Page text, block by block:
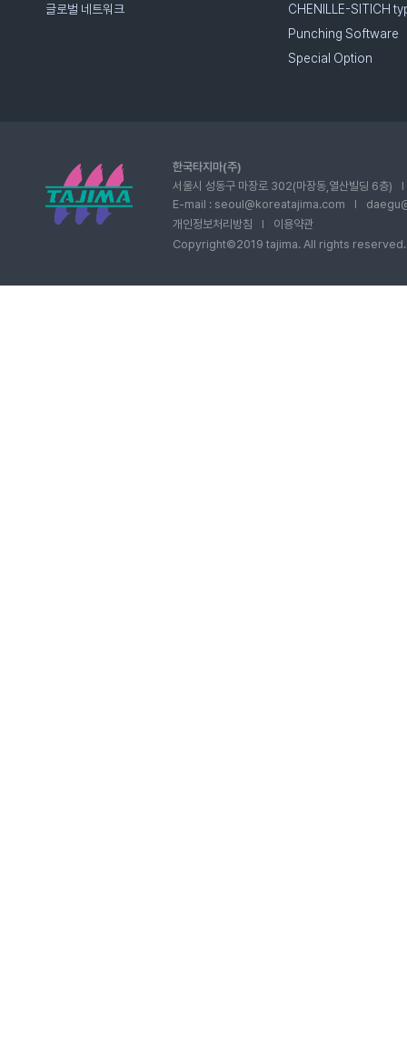
글로벌 네트워크
CHENILLE-SITICH
Punching Software
Special Option
한국타지마(주)
서울시 성동구 마장로 302(마장동,열산빌딩 6층)
E-mail : seoul@koreatajima.com
개인정보처리방침
이용약관
Copyright©2019 tajima. All rights